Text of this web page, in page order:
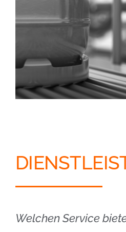
Welchen Service